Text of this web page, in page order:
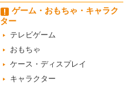
ゲーム・おもちゃ・キャラク
ター
テレビゲーム
おもちゃ
ケース・ディスプレイ
キャラクター